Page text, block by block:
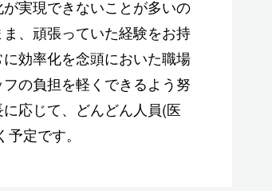
実現できないことが多いの
、頑張っていた経験をお持
効率化を念頭においた職場
の負担を軽くできるよう努
応じて、どんどん人員(医
定です。